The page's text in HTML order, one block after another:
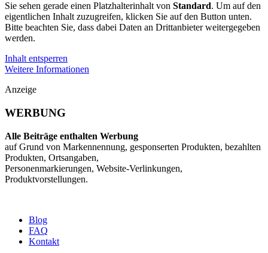
Sie sehen gerade einen Platzhalterinhalt von Standard. Um auf den
eigentlichen Inhalt zuzugreifen, klicken Sie auf den Button unten.
Bitte beachten Sie, dass dabei Daten an Drittanbieter weitergegeben
werden.
Inhalt entsperren
Weitere Informationen
Anzeige
WERBUNG
Alle Beiträge enthalten Werbung
auf Grund von Markennennung, gesponserten Produkten, bezahlten
Produkten, Ortsangaben,
Personenmarkierungen, Website-Verlinkungen,
Produktvorstellungen.
Blog
FAQ
Kontakt